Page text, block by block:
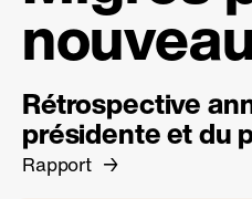
Rétrospective
présidente et du
Rapport